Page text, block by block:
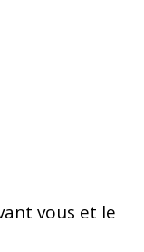
vous et le